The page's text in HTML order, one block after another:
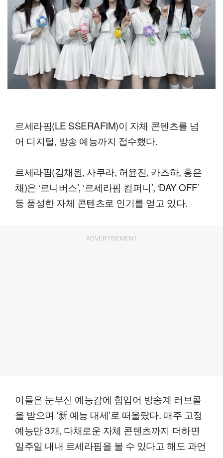
르세라핌(LE SSERAFIM)이 자체 콘텐츠를 넘
어 디지털, 방송 예능까지 접수했다.
르세라핌(김채원, 사쿠라, 허윤진, 카즈하, 홍은
채)은 ‘르니버스’, ‘르세라핌 컴퍼니’, ‘DAY OFF’
등 풍성한 자체 콘텐츠로 인기를 얻고 있다.
ADVERTISEMENT
이들은 눈부신 예능감에 힘입어 방송계 러브콜
을 받으며 ‘新 예능 대세’로 떠올랐다. 매주 고정
예능만 3개, 다채로운 자체 콘텐츠까지 더하면
일주일 내내 르세라핌을 볼 수 있다고 해도 과언